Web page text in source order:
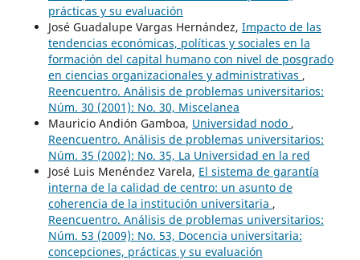
prácticas y su evaluación
José Guadalupe Vargas Hernández, Impacto de las
tendencias económicas, políticas y sociales en la
formación del capital humano con nivel de posgrado
en ciencias organizacionales y administrativas ,
Reencuentro. Análisis de problemas universitarios:
Núm. 30 (2001): No. 30, Miscelanea
Mauricio Andión Gamboa, Universidad nodo ,
Reencuentro. Análisis de problemas universitarios:
Núm. 35 (2002): No. 35, La Universidad en la red
José Luis Menéndez Varela, El sistema de garantía
interna de la calidad de centro: un asunto de
coherencia de la institución universitaria ,
Reencuentro. Análisis de problemas universitarios:
Núm. 53 (2009): No. 53, Docencia universitaria:
concepciones, prácticas y su evaluación